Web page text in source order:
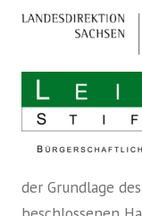
der Grundlage